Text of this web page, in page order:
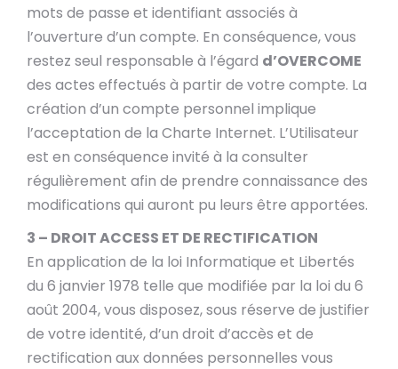
mots de passe et identifiant associés à
l’ouverture d’un compte. En conséquence, vous
restez seul responsable à l’égard d’OVERCOME
des actes effectués à partir de votre compte. La
création d’un compte personnel implique
l’acceptation de la Charte Internet. L’Utilisateur
est en conséquence invité à la consulter
régulièrement afin de prendre connaissance des
modifications qui auront pu leurs être apportées.
3 – DROIT ACCESS ET DE RECTIFICATION
En application de la loi Informatique et Libertés
du 6 janvier 1978 telle que modifiée par la loi du 6
août 2004, vous disposez, sous réserve de justifier
de votre identité, d’un droit d’accès et de
rectification aux données personnelles vous